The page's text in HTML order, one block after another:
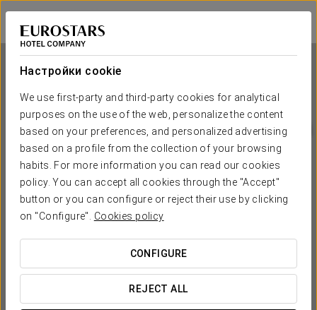
Настройки cookie
We use first-party and third-party cookies for analytical
purposes on the use of the web, personalize the content
based on your preferences, and personalized advertising
based on a profile from the collection of your browsing
habits. For more information you can read our cookies
policy. You can accept all cookies through the "Accept"
button or you can configure or reject their use by clicking
on "Configure". Cookies policy
CONFIGURE
REJECT ALL
Eurostars Marqués de Villalta
КАРТАХЕНА-ДЕ-ИНДИАС
Eurostars Marqués de Villalta
КАРТАХЕНА-ДЕ-ИНДИАС
 